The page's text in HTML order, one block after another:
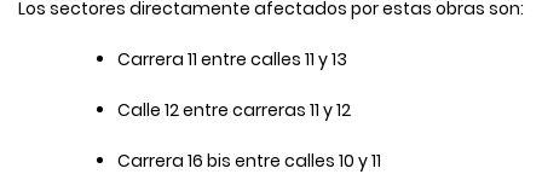
Los sectores directamente afectados por estas obras son:
Carrera 11 entre calles 11 y 13
Calle 12 entre carreras 11 y 12
Carrera 16 bis entre calles 10 y 11